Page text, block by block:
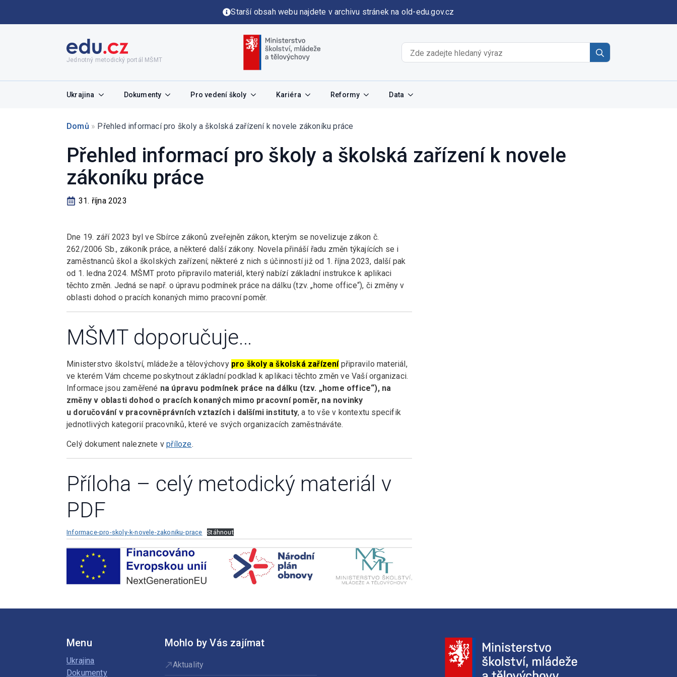
Starší obsah webu najdete v archivu stránek na old-edu.gov.cz
Jednotný metodický portál MŠMT
Search
for:
Ukrajina Dokumenty Pro vedení školy Kariéra Reformy Data
Domů » Přehled informací pro školy a školská zařízení k novele zákoníku práce
Přehled informací pro školy a školská zařízení k novele
zákoníku práce
31. října 2023
Dne 19. září 2023 byl ve Sbírce zákonů zveřejněn zákon, kterým se novelizuje zákon č.
262/2006 Sb., zákoník práce, a některé další zákony. Novela přináší řadu změn týkajících se i
zaměstnanců škol a školských zařízení; některé z nich s účinností již od 1. října 2023, další pak
od 1. ledna 2024. MŠMT proto připravilo materiál, který nabízí základní instrukce k aplikaci
těchto změn. Jedná se např. o úpravu podmínek práce na dálku (tzv. „home office“), či změny v
oblasti dohod o pracích konaných mimo pracovní poměr.
MŠMT doporučuje…
Ministerstvo školství, mládeže a tělovýchovy pro školy a školská zařízenípřipravilo materiál,
ve kterém Vám chceme poskytnout základní podklad k aplikaci těchto změn ve Vaší organizaci.
Informace jsou zaměřené na úpravu podmínek práce na dálku (tzv. „home office“), na
změny v oblasti dohod o pracích konaných mimo pracovní poměr, na novinky
u doručování v pracovněprávních vztazích i dalšími instituty, a to vše v kontextu specifik
jednotlivých kategorií pracovníků, které ve svých organizacích zaměstnáváte.
Celý dokument naleznete vpříloze.
Příloha – celý metodický materiál v
PDF
Informace-pro-skoly-k-novele-zakoniku-prace Stáhnout
Menu
Ukrajina
Dokumenty
Mohlo by Vás zajímat
Aktuality